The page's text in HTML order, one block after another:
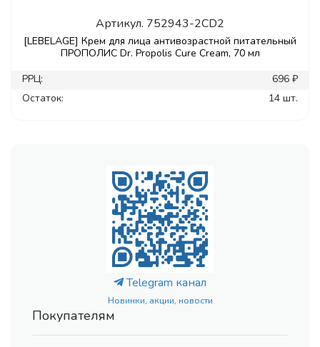
Артикул. 752943-2CD2
[LEBELAGE] Крем для лица антивозрастной питательный
ПРОПОЛИС Dr. Propolis Cure Cream, 70 мл
РРЦ:
696 ₽
Остаток:
14 шт.
Telegram канал
Новинки, акции, новости
Покупателям